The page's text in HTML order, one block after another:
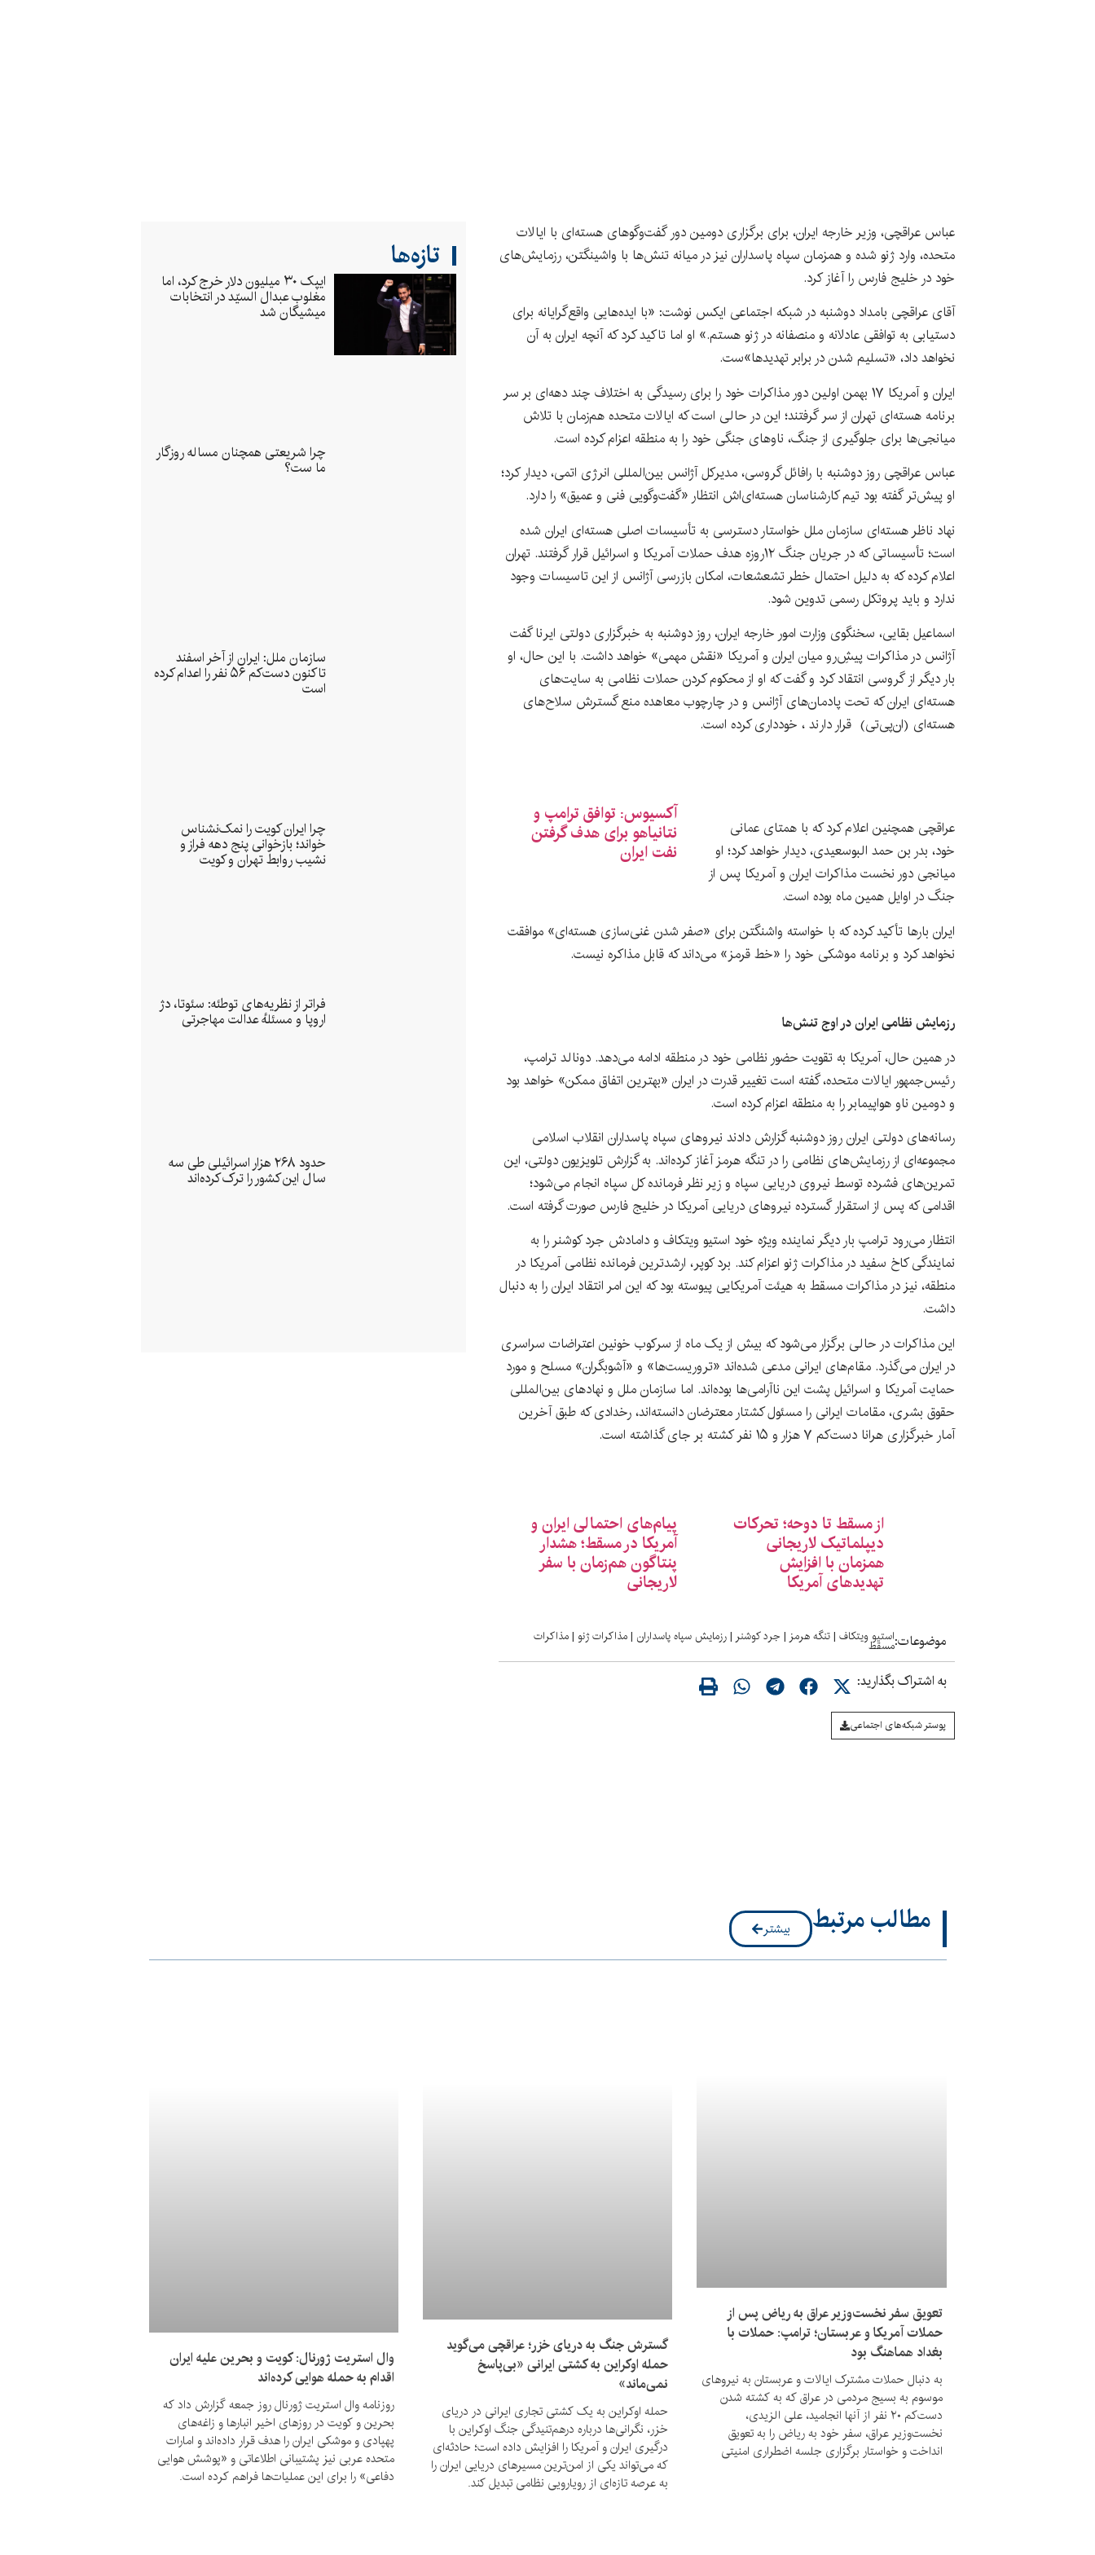
عباس عراقچی، وزیر خارجه ایران، برای برگزاری دومین دور گفت‌وگوهای هسته‌ای با ایالات
متحده، وارد ژنو شده و همزمان سپاه پاسداران نیز در میانه تنش‌ها با واشینگتن، رزمایش‌های
خود در خلیج فارس را آغاز کرد.
آقای عراقچی بامداد دوشنبه در شبکه اجتماعی ایکس نوشت: «با ایده‌هایی واقع‌گرایانه برای
دستیابی به توافقی عادلانه و منصفانه در ژنو هستم.» او اما تاکید کرد که آنچه ایران به آن
نخواهد داد، «تسلیم شدن در برابر تهدیدها»ست.
ایران و آمریکا ۱۷ بهمن اولین دور مذاکرات خود را برای رسیدگی به اختلاف چند دهه‌ای بر سر
برنامه هسته‌ای تهران از سر گرفتند؛ این در حالی است که ایالات متحده هم‌زمان با تلاش
میانجی‌ها برای جلوگیری از جنگ، ناوهای جنگی خود را به منطقه اعزام کرده است.
عباس عراقچی روز دوشنبه با رافائل گروسی، مدیرکل آژانس بین‌المللی انرژی اتمی، دیدار کرد؛
او پیش‌تر گفته بود تیم کارشناسان هسته‌ای‌اش انتظار «گفت‌وگویی فنی و عمیق» را دارد.
نهاد ناظر هسته‌ای سازمان ملل خواستار دسترسی به تأسیسات اصلی هسته‌ای ایران شده
است؛ تأسیساتی که در جریان جنگ ۱۲روزه هدف حملات آمریکا و اسرائیل قرار گرفتند. تهران
اعلام کرده که به دلیل احتمال خطر تشعشعات، امکان بازرسی آژانس از این تاسیسات وجود
ندارد و باید پروتکل رسمی تدوین شود.
اسماعیل بقایی، سخنگوی وزارت امور خارجه ایران، روز دوشنبه به خبرگزاری دولتی ایرنا گفت
آژانس در مذاکرات پیشِ‌رو میان ایران و آمریکا «نقش مهمی» خواهد داشت. با این حال، او
بار دیگر از گروسی انتقاد کرد و گفت که او از محکوم کردن حملات نظامی به سایت‌های
هسته‌ای ایران که تحت پادمان‌های آژانس و در چارچوب معاهده منع گسترش سلاح‌های
هسته‌ای (ان‌پی‌تی) قرار دارند ، خودداری کرده است.
آکسیوس: توافق ترامپ و
نتانیاهو برای هدف گرفتن
نفت ایران
عراقچی همچنین اعلام کرد که با همتای عمانی
خود، بدر بن حمد البوسعیدی، دیدار خواهد کرد؛ او
میانجی دور نخست مذاکرات ایران و آمریکا پس از
جنگ در اوایل همین ماه بوده است.
ایران بارها تأکید کرده که با خواسته واشنگتن برای «صفر شدن غنی‌سازی هسته‌ای» موافقت
نخواهد کرد و برنامه موشکی خود را «خط قرمز» می‌داند که قابل مذاکره نیست.
رزمایش نظامی ایران در اوج تنش‌ها
در همین حال، آمریکا به تقویت حضور نظامی خود در منطقه ادامه می‌دهد. دونالد ترامپ،
رئیس‌جمهور ایالات متحده، گفته است تغییر قدرت در ایران «بهترین اتفاق ممکن» خواهد بود
و دومین ناو هواپیمابر را به منطقه اعزام کرده است.
رسانه‌های دولتی ایران روز دوشنبه گزارش دادند نیروهای سپاه پاسداران انقلاب اسلامی
مجموعه‌ای از رزمایش‌های نظامی را در تنگه هرمز آغاز کرده‌اند. به گزارش تلویزیون دولتی، این
تمرین‌های فشرده توسط نیروی دریایی سپاه و زیر نظر فرمانده کل سپاه انجام می‌شود؛
اقدامی که پس از استقرار گسترده نیروهای دریایی آمریکا در خلیج فارس صورت گرفته است.
انتظار می‌رود ترامپ بار دیگر نماینده ویژه خود استیو ویتکاف و دامادش جرد کوشنر را به
نمایندگی کاخ سفید در مذاکرات ژنو اعزام کند. برد کوپر، ارشدترین فرمانده نظامی آمریکا در
منطقه، نیز در مذاکرات مسقط به هیئت آمریکایی پیوسته بود که این امر انتقاد ایران را به دنبال
داشت.
این مذاکرات در حالی برگزار می‌شود که بیش از یک ماه از سرکوب خونین اعتراضات سراسری
در ایران می‌گذرد. مقام‌های ایرانی مدعی شده‌اند «تروریست‌ها» و «آشوبگران» مسلح و مورد
حمایت آمریکا و اسرائیل پشت این ناآرامی‌ها بوده‌اند. اما سازمان ملل و نهادهای بین‌المللی
حقوق بشری، مقامات ایرانی را مسئول کشتار معترضان دانسته‌اند، رخدادی که طبق آخرین
آمار خبرگزاری هرانا دست‌کم ۷ هزار و ۱۵ نفر کشته بر جای گذاشته است.
پیام‌های احتمالی ایران و
آمریکا در مسقط؛ هشدار
پنتاگون هم‌زمان با سفر
لاریجانی
از مسقط تا دوحه؛ تحرکات
دیپلماتیک لاریجانی
همزمان با افزایش
تهدیدهای آمریکا
موضوعات:استیو ویتکاف |تنگه هرمز | جرد کوشنر |رزمایش سپاه پاسداران |مذاکرات ژنو |مذاکرات
مسقط
به اشتراک بگذارید:
پوستر شبکه‌های اجتماعی
تازه‌ها
ایپک ۳۰ میلیون دلار خرج کرد، اما
مغلوب عبدال ‌السیّد در انتخابات
میشیگان شد
چرا شریعتی همچنان مساله روزگار
ما ست؟
سازمان ملل: ایران از آخر اسفند
تاکنون دست‌کم ۵۶ نفر را اعدام کرده
است
چرا ایران کویت را نمک‌نشناس
خواند؛ بازخوانی پنج دهه فراز و
نشیب روابط تهران و کویت
فراتر از نظریه‌های توطئه: سئوتا، دژ
اروپا و مسئلهٔ عدالت مهاجرتی
حدود ۲۶۸ هزار اسرائیلی طی سه
سال این کشور را ترک کرده‌اند
مطالب مرتبط بیشتر
تعویق سفر نخست‌وزیر عراق به ریاض پس از
حملات آمریکا و عربستان؛ ترامپ: حملات با
بغداد هماهنگ بود
به دنبال حملات مشترک ایالات و عربستان به نیروهای
موسوم به بسیج مردمی در عراق که به کشته شدن
دست‌کم ۲۰ نفر از آنها انجامید، علی الزیدی،
نخست‌وزیر عراق، سفر خود به ریاض را به تعویق
انداخت و خواستار برگزاری جلسه اضطراری امنیتی
گسترش جنگ به دریای خزر؛ عراقچی می‌گوید
حمله اوکراین به کشتی ایرانی «بی‌پاسخ
نمی‌ماند»
حمله اوکراین به یک کشتی تجاری ایرانی در دریای
خزر، نگرانی‌ها درباره درهم‌تنیدگی جنگ اوکراین با
درگیری ایران و آمریکا را افزایش داده است؛ حادثه‌ای
که می‌تواند یکی از امن‌ترین مسیرهای دریایی ایران را
به عرصه تازه‌ای از رویارویی نظامی تبدیل کند.
وال استریت ژورنال: کویت و بحرین علیه ایران
اقدام به حمله هوایی کرده‌اند
روزنامه وال استریت ژورنال روز جمعه گزارش داد که
بحرین و کویت در روزهای اخیر انبارها و زاغه‌های
پهپادی و موشکی ایران را هدف قرار داده‌اند و امارات
متحده عربی نیز پشتیبانی اطلاعاتی و «پوشش هوایی
دفاعی» را برای این عملیات‌ها فراهم کرده است.